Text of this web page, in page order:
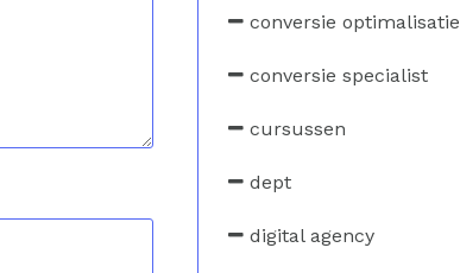
conversie optimalisatie
conversie specialist
cursussen
dept
digital agency